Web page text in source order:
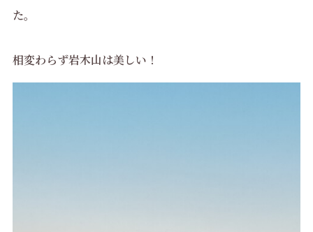
た。
相変わらず岩木山は美しい！